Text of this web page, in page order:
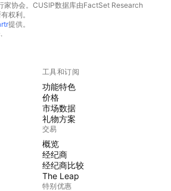
协会。CUSIP数据库由FactSet Research
权利。
提供。
工具和订阅
功能特色
价格
市场数据
礼物方案
交易
概览
经纪商
经纪商比较
The Leap
特别优惠